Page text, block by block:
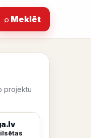
⌕ Meklēt
projektu